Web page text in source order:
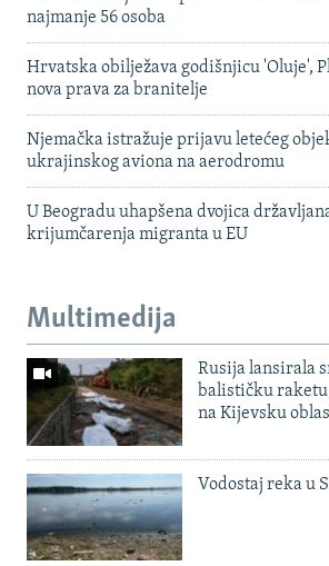
najmanje 56 osoba
Hrvatska obilježava godišnjicu 'Oluje',
nova prava za branitelje
Njemačka istražuje prijavu letećeg
ukrajinskog aviona na aerodromu
U Beogradu uhapšena dvojica
krijumčarenja migranta u EU
Multimedija
Rusija lansirala
balističku
na Kijevsku
Vodostaj reka u